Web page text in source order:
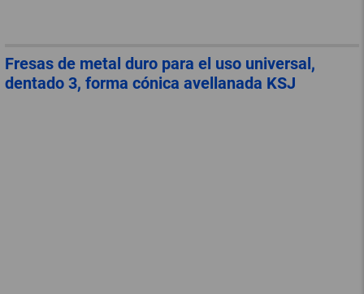
Fresas de metal duro para el uso universal,
dentado 3, forma cónica avellanada KSJ